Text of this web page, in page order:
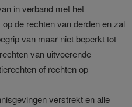
in verband met het
de rechten van derden en zal
van maar niet beperkt tot
van uitvoerende
of rechten op
verstrekt en alle